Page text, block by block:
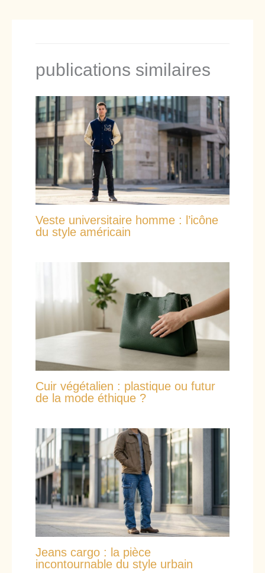
publications similaires
Veste universitaire homme : l’icône
du style américain
Cuir végétalien : plastique ou futur
de la mode éthique ?
Jeans cargo : la pièce
incontournable du style urbain